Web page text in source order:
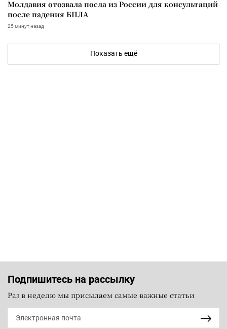
Молдавия отозвала посла из России для консультаций
после падения БПЛА
25 минут назад
Показать ещё
Подпишитесь на рассылку
Раз в неделю мы присылаем самые важные статьи